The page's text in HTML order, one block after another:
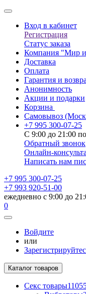
Вход в кабинет
Регистрация
Статус заказа
Компания "Мир
Доставка
Оплата
Гарантия и
Анонимность
Акции и подарки
Корзина
Самовывоз
+7 995 300-07-25
С 9:00 до 21:00
Обратный звонок
Онлайн-
Написать нам
+7 995 300-07-25
+7 993 920-51-00
ежедневно с 9:00 до
0
Войдите
или
Каталог товаров
Секс товары